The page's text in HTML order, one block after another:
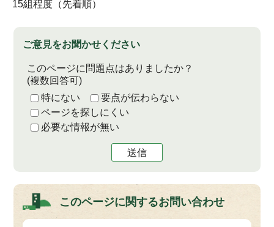
15組程度（先着順）
ご意見をお聞かせください
このページに問題点はありましたか？
(複数回答可)
特にない
要点が伝わらない
ページを探しにくい
必要な情報が無い
送信
このページに関するお問い合わせ